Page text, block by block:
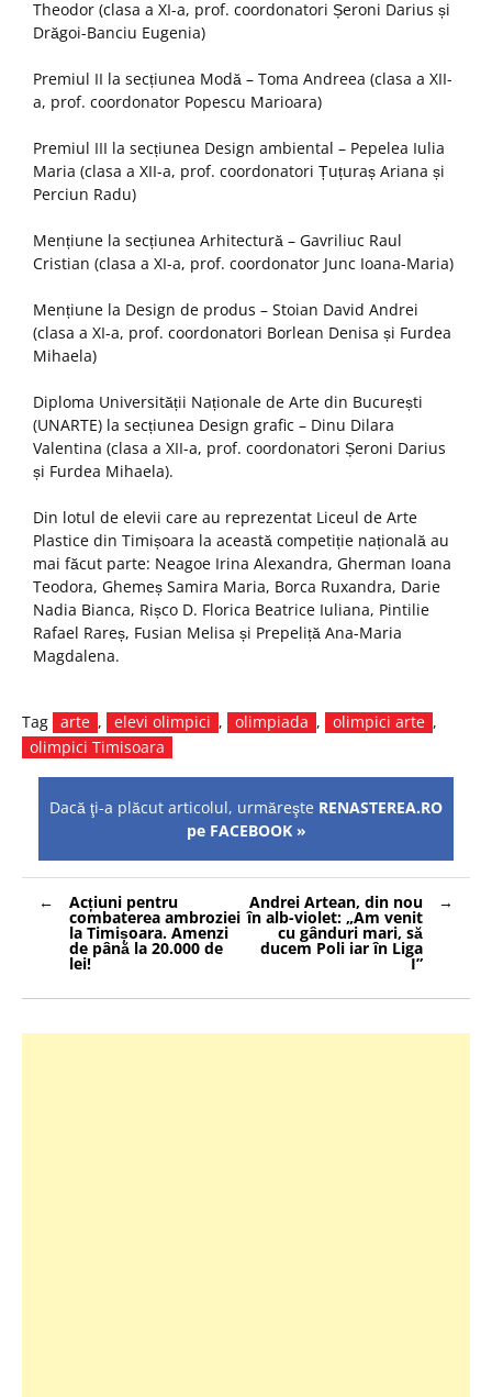
Theodor (clasa a XI-a, prof. coordonatori Șeroni Darius și
Drăgoi-Banciu Eugenia)
Premiul II la secțiunea Modă – Toma Andreea (clasa a XII-
a, prof. coordonator Popescu Marioara)
Premiul III la secțiunea Design ambiental – Pepelea Iulia
Maria (clasa a XII-a, prof. coordonatori Țuțuraș Ariana și
Perciun Radu)
Mențiune la secțiunea Arhitectură – Gavriliuc Raul
Cristian (clasa a XI-a, prof. coordonator Junc Ioana-Maria)
Mențiune la Design de produs – Stoian David Andrei
(clasa a XI-a, prof. coordonatori Borlean Denisa și Furdea
Mihaela)
Diploma Universității Naționale de Arte din București
(UNARTE) la secțiunea Design grafic – Dinu Dilara
Valentina (clasa a XII-a, prof. coordonatori Șeroni Darius
și Furdea Mihaela).
Din lotul de elevii care au reprezentat Liceul de Arte
Plastice din Timișoara la această competiție națională au
mai făcut parte: Neagoe Irina Alexandra, Gherman Ioana
Teodora, Ghemeș Samira Maria, Borca Ruxandra, Darie
Nadia Bianca, Rișco D. Florica Beatrice Iuliana, Pintilie
Rafael Rareș, Fusian Melisa și Prepeliță Ana-Maria
Magdalena.
Tag arte , elevi olimpici , olimpiada , olimpici arte ,
olimpici Timisoara
Dacă ţi-a plăcut articolul, urmăreşte RENASTEREA.RO
pe FACEBOOK »
Navigare
în
articole
Acțiuni pentru
combaterea ambroziei
la Timișoara. Amenzi
de până la 20.000 de
lei!
Andrei Artean, din nou
în alb-violet: „Am venit
cu gânduri mari, să
ducem Poli iar în Liga
I”